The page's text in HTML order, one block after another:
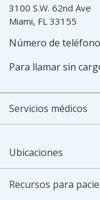
3100 S.W. 62nd Ave
Miami, FL 33155
Número de
Para llamar sin
Servicios médicos
Ubicaciones
Recursos para